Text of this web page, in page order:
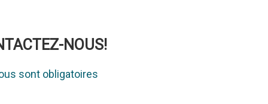
NOUS!
sont obligatoires